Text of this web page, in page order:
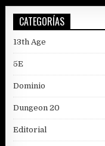
CATEGORÍAS
13th Age
5E
Dominio
Dungeon 20
Editorial